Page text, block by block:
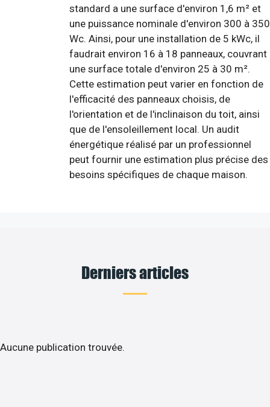
standard a une surface d'environ 1,6 m² et
une puissance nominale d'environ 300 à 350
Wc. Ainsi, pour une installation de 5 kWc, il
faudrait environ 16 à 18 panneaux, couvrant
une surface totale d'environ 25 à 30 m².
Cette estimation peut varier en fonction de
l'efficacité des panneaux choisis, de
l'orientation et de l'inclinaison du toit, ainsi
que de l'ensoleillement local. Un audit
énergétique réalisé par un professionnel
peut fournir une estimation plus précise des
besoins spécifiques de chaque maison.
Derniers articles
Aucune publication trouvée.